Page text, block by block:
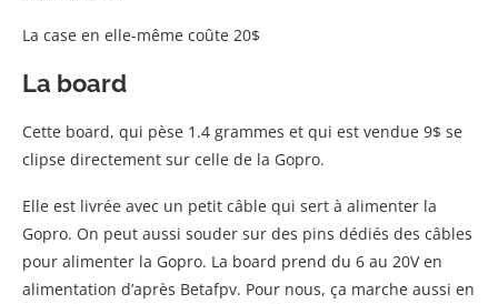
La case en elle-même coûte 20$
La board
Cette board, qui pèse 1.4 grammes et qui est vendue 9$ se
clipse directement sur celle de la Gopro.
Elle est livrée avec un petit câble qui sert à alimenter la
Gopro. On peut aussi souder sur des pins dédiés des câbles
pour alimenter la Gopro. La board prend du 6 au 20V en
alimentation d’après Betafpv. Pour nous, ça marche aussi en